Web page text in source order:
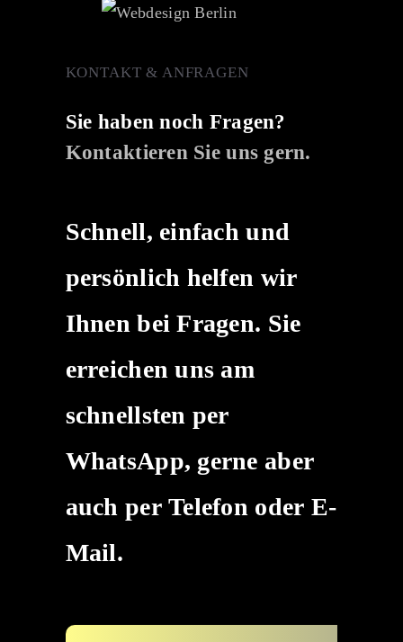
KONTAKT & ANFRAGEN
Sie haben noch Fragen?
Kontaktieren Sie uns gern.
Schnell, einfach und
persönlich helfen wir
Ihnen bei Fragen. Sie
erreichen uns am
schnellsten per
WhatsApp, gerne aber
auch per Telefon oder E-
Mail.